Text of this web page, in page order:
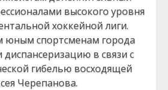
высокого уровня
хоккейной лиги.
юным спортсменам города
диспансеризацию в связи с
гибелью восходящей
Черепанова.